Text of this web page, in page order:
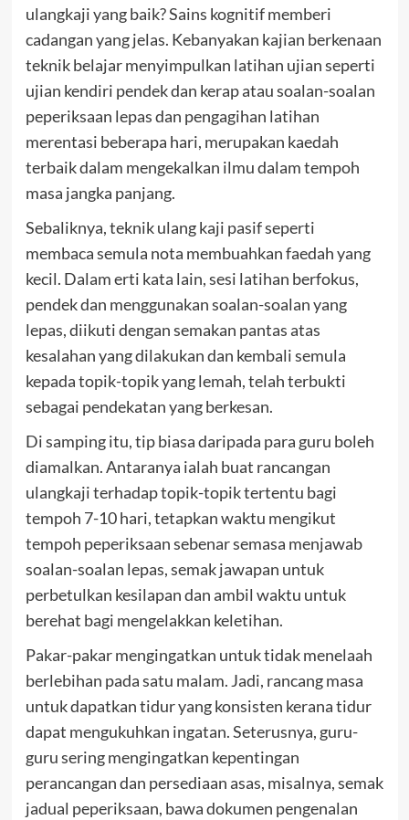
ulangkaji yang baik? Sains kognitif memberi
cadangan yang jelas. Kebanyakan kajian berkenaan
teknik belajar menyimpulkan latihan ujian seperti
ujian kendiri pendek dan kerap atau soalan-soalan
peperiksaan lepas dan pengagihan latihan
merentasi beberapa hari, merupakan kaedah
terbaik dalam mengekalkan ilmu dalam tempoh
masa jangka panjang.
Sebaliknya, teknik ulang kaji pasif seperti
membaca semula nota membuahkan faedah yang
kecil. Dalam erti kata lain, sesi latihan berfokus,
pendek dan menggunakan soalan-soalan yang
lepas, diikuti dengan semakan pantas atas
kesalahan yang dilakukan dan kembali semula
kepada topik-topik yang lemah, telah terbukti
sebagai pendekatan yang berkesan.
Di samping itu, tip biasa daripada para guru boleh
diamalkan. Antaranya ialah buat rancangan
ulangkaji terhadap topik-topik tertentu bagi
tempoh 7-10 hari, tetapkan waktu mengikut
tempoh peperiksaan sebenar semasa menjawab
soalan-soalan lepas, semak jawapan untuk
perbetulkan kesilapan dan ambil waktu untuk
berehat bagi mengelakkan keletihan.
Pakar-pakar mengingatkan untuk tidak menelaah
berlebihan pada satu malam. Jadi, rancang masa
untuk dapatkan tidur yang konsisten kerana tidur
dapat mengukuhkan ingatan. Seterusnya, guru-
guru sering mengingatkan kepentingan
perancangan dan persediaan asas, misalnya, semak
jadual peperiksaan, bawa dokumen pengenalan